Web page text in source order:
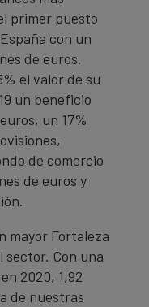
primer puesto
con un
de euros.
el valor de su
un beneficio
un 17%
de comercio
de euros y
mayor Fortaleza
sector. Con una
2020, 1,92
de nuestras